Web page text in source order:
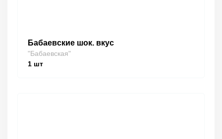
Бабаевские шок. вкус
"Бабаевская"
1 шт